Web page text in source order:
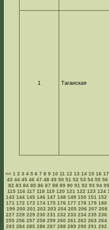
1 Таганская
<<1 2 3 4 5 6 7 8 9 10 11 12 13 14 15 16 17
43 44 45 46 47 48 49 50 51 52 53 54 55 56
82 83 84 85 86 87 88 89 90 91 92 93 94 95
115 116 117 118 119 120 121 122 123 124
143 144 145 146 147 148 149 150 151 152
171 172 173 174 175 176 177 178 179 180
199 200 201 202 203 204 205 206 207 208
227 228 229 230 231 232 233 234 235 236
255 256 257 258 259 260 261 262 263 264
283 284 285 286 287 288 289 290 291 292